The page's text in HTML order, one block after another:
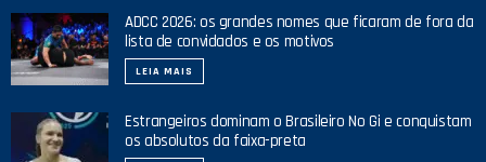
ADCC 2026: os grandes nomes que ficaram de fora da
lista de convidados e os motivos
LEIA MAIS
Estrangeiros dominam o Brasileiro No Gi e conquistam
os absolutos da faixa-preta